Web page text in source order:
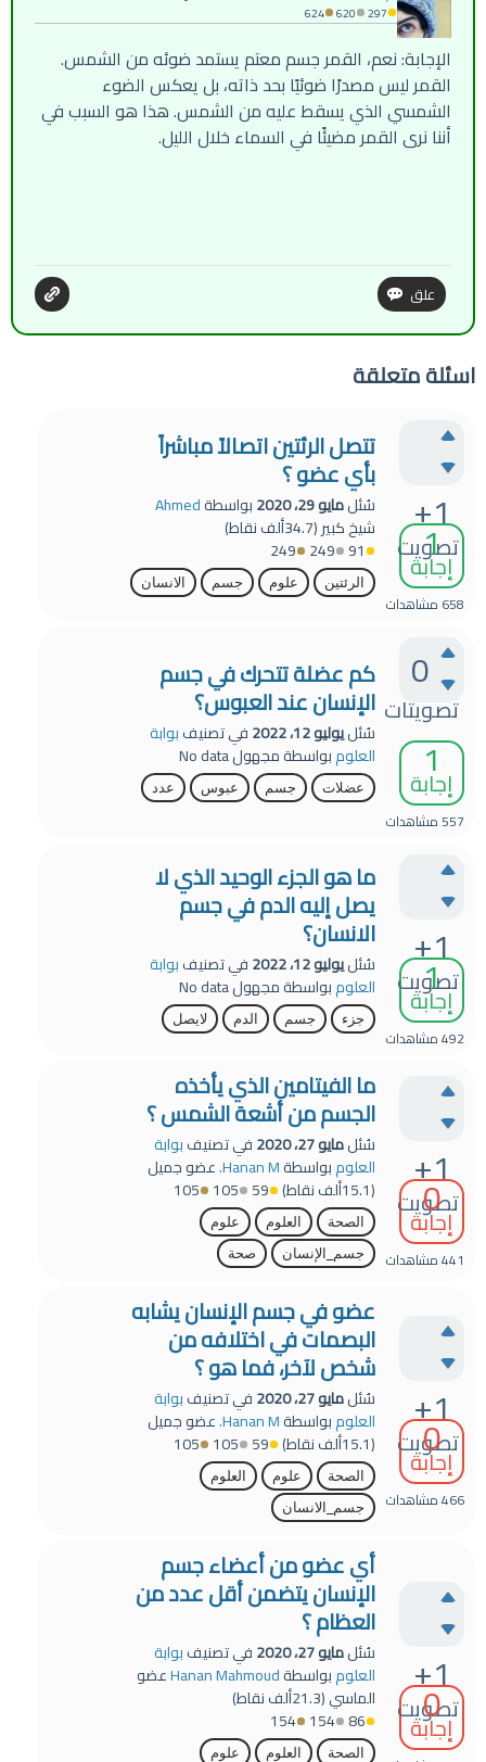
297
620
624
الإجابة: نعم، القمر جسم معتم يستمد ضوئه من الشمس.
القمر ليس مصدرًا ضوئيًا بحد ذاته، بل يعكس الضوء
الشمسي الذي يسقط عليه من الشمس. هذا هو السبب في
أننا نرى القمر مضيئًا في السماء خلال الليل.
اسئلة متعلقة
+1
تصويت
1
إجابة
658 مشاهدات
تتصل الرئتين اتصالاً مباشراً
بأي عضو ؟
سُئلمايو 29، 2020 بواسطةAhmed
شيخ كبير(34.7ألف
نقاط)
91
249
249
الرئتين علوم جسم الانسان
0
تصويتات
1
إجابة
557مشاهدات
كم عضلة تتحرك في جسم
الإنسان عند العبوس؟
سُئليوليو 12، 2022 في تصنيفبوابة
العلومبواسطةمجهولNo data
عضلات جسم عبوس عدد
+1
تصويت
1
إجابة
492مشاهدات
ما هو الجزء الوحيد الذي لا
يصل إليه الدم في جسم
الانسان؟
سُئليوليو 12، 2022 في تصنيفبوابة
العلومبواسطةمجهولNo data
جزء جسم الدم لايصل
+1
تصويت
0
إجابة
441مشاهدات
ما الفيتامين الذي يأخذه
الجسم من أشعة الشمس ؟
سُئلمايو 27، 2020 في تصنيفبوابة
العلومبواسطةHanan M. عضو جميل
(15.1ألف نقاط) 59
105
105
الصحة العلوم
علوم
جسم_الإنسان
صحة
+1
تصويت
0
إجابة
466مشاهدات
عضو في جسم الإنسان يشابه
البصمات في اختلافه من
شخص لآخر، فما هو ؟
سُئلمايو 27، 2020 في تصنيفبوابة
العلومبواسطةHanan M. عضو جميل
(15.1ألف نقاط) 59
105
105
الصحة علوم
العلوم
جسم_الانسان
+1
تصويت
0
إجابة
أي عضو من أعضاء جسم
الإنسان يتضمن أقل عدد من
العظام ؟
سُئلمايو 27، 2020 في تصنيفبوابة
العلومبواسطةHanan Mahmoudعضو
الماسي(21.3ألف
نقاط)
86
154
154
الصحة العلوم علوم